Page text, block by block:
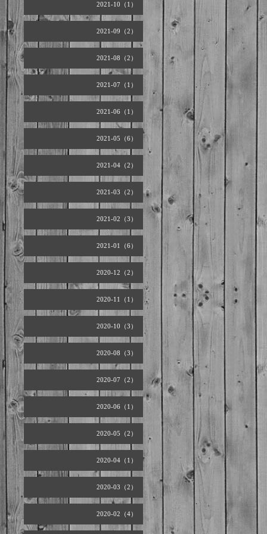
2021-10（1）
2021-09（2）
2021-08（2）
2021-07（1）
2021-06（1）
2021-05（6）
2021-04（2）
2021-03（2）
2021-02（3）
2021-01（6）
2020-12（2）
2020-11（1）
2020-10（3）
2020-08（3）
2020-07（2）
2020-06（1）
2020-05（2）
2020-04（1）
2020-03（2）
2020-02（4）